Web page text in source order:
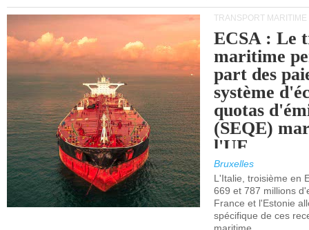
TRANSPORT MARITIME
ECSA : Le
maritime
part des
système
quotas
(SEQE)
l'UE.
Bruxelles
L'Italie, troisième en
669 et 787 millions
France et l'Estonie
spécifique de ces